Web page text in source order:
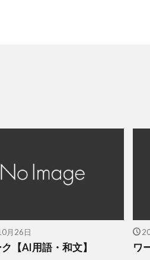
月26日
【AI用語・和文】 ワ